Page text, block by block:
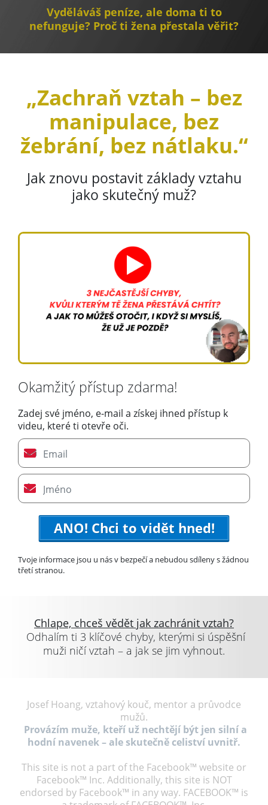
Vyděláváš peníze, ale doma ti to
nefunguje? Proč ti žena přestala věřit?
„Zachraň vztah – bez
manipulace, bez
žebrání, bez nátlaku.“
Jak znovu postavit základy vztahu
jako skutečný muž?
Okamžitý přístup zdarma!
Zadej své jméno, e-mail a získej ihned přístup k
videu, které ti otevře oči.
ANO! Chci to vidět hned!
Tvoje informace jsou u nás v bezpečí a nebudou sdíleny s žádnou
třetí stranou.
Chlape, chceš vědět jak zachránit vztah?
Odhalím ti 3 klíčové chyby, kterými si úspěšní
muži ničí vztah – a jak se jim vyhnout.
Josef Hoang, vztahový kouč, mentor a průvodce
mužů.
Provázím muže, kteří už nechtějí být jen silní a
hodní navenek – ale skutečně celiství uvnitř.
This site is not a part of the Facebook™ website or
Facebook™ Inc. Additionally, this site is NOT
endorsed by Facebook™ in any way. FACEBOOK™ is